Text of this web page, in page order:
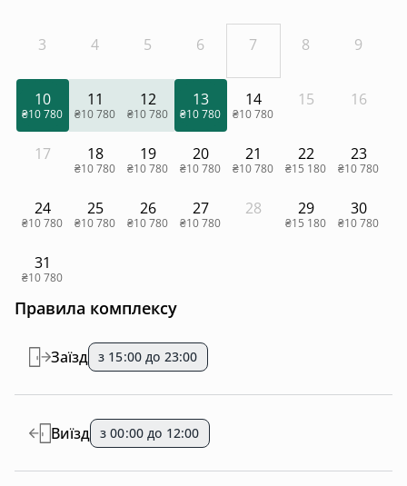
3 4 5 6 7 8 9
10
₴10 780
11
₴10 780
12
₴10 780
13
₴10 780
14
₴10 780
15 16
17 18
₴10 780
19
₴10 780
20
₴10 780
21
₴10 780
22
₴15 180
23
₴10 780
24
₴10 780
25
₴10 780
26
₴10 780
27
₴10 780
28 29
₴15 180
30
₴10 780
31
₴10 780
Правила комплексу
Заїзд з 15:00 до 23:00
Виїзд з 00:00 до 12:00